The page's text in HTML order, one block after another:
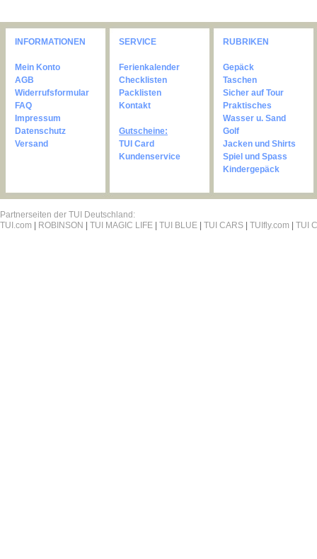
INFORMATIONEN
Mein Konto
AGB
Widerrufsformular
FAQ
Impressum
Datenschutz
Versand
SERVICE
Ferienkalender
Checklisten
Packlisten
Kontakt
Gutscheine:
TUI Card
Kundenservice
RUBRIKEN
Gepäck
Taschen
Sicher auf Tour
Praktisches
Wasser u. Sand
Golf
Jacken und Shirts
Spiel und Spass
Kindergepäck
Partnerseiten der TUI Deutschland:
TUI.com
ROBINSON TUI MAGIC LIFE TUI BLUE TUI CARS TUIfly.com TUI